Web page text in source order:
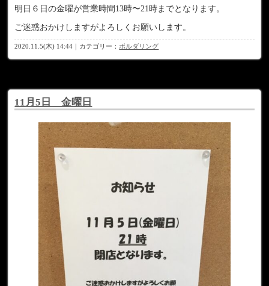
明日６日の金曜が営業時間13時〜21時までとなります。
ご迷惑おかけしますがよろしくお願いします。
2020.11.5(木) 14:44｜カテゴリー： ボルダリング
11月5日 金曜日